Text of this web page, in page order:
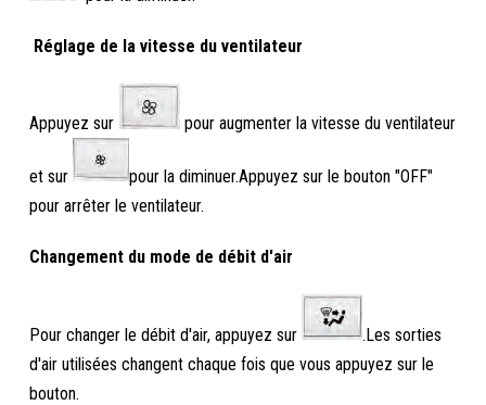
Réglage de la vitesse du ventilateur
Appuyez sur pour augmenter la vitesse du ventilateur
et sur
pour la diminuer.Appuyez sur le bouton "OFF"
pour arrêter le ventilateur.
Changement du mode de débit d'air
Pour changer le débit d'air, appuyez sur
.Les sorties
d'air utilisées changent chaque fois que vous appuyez sur le
bouton.